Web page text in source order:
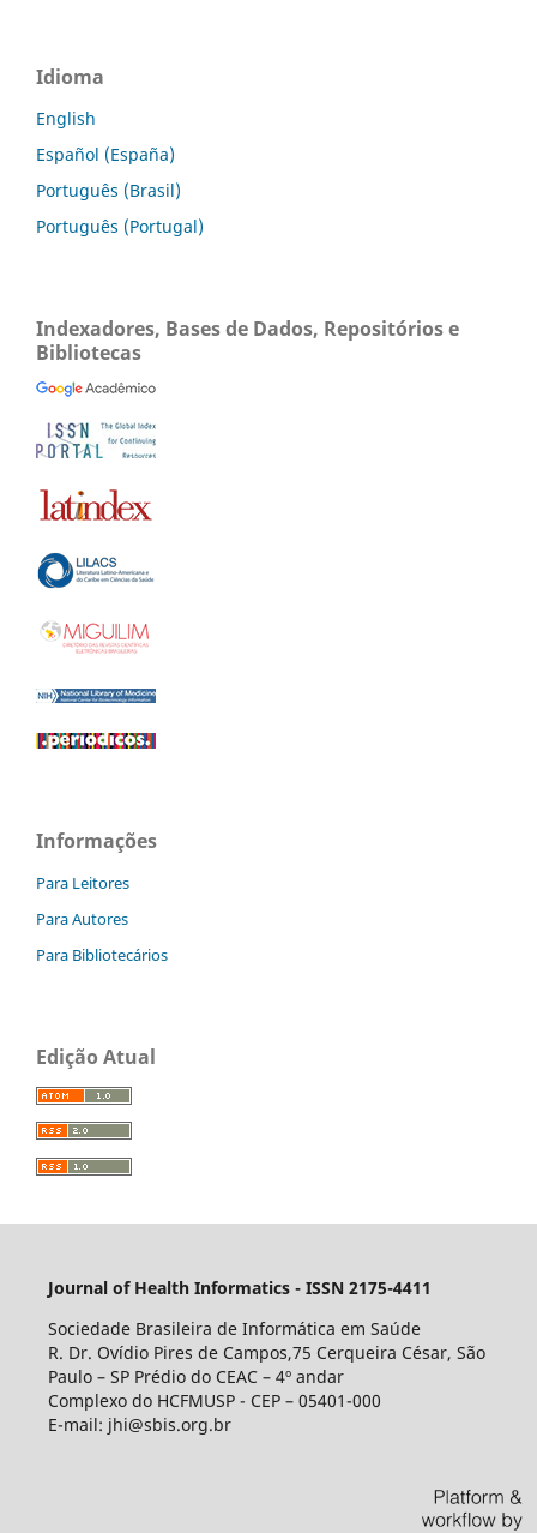
Idioma
English
Español (España)
Português (Brasil)
Português (Portugal)
Indexadores, Bases de Dados, Repositórios e
Bibliotecas
Informações
Para Leitores
Para Autores
Para Bibliotecários
Edição Atual
Journal of Health Informatics - ISSN 2175-4411
Sociedade Brasileira de Informática em Saúde
R. Dr. Ovídio Pires de Campos,75 Cerqueira César, São
Paulo – SP Prédio do CEAC – 4º andar
Complexo do HCFMUSP - CEP – 05401-000
E-mail: jhi@sbis.org.br